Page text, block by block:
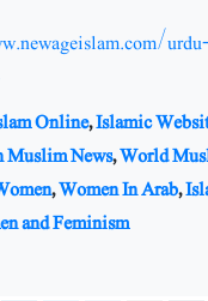
Online,Islamic
Muslim News,World
,Women In Arab,
and Feminism